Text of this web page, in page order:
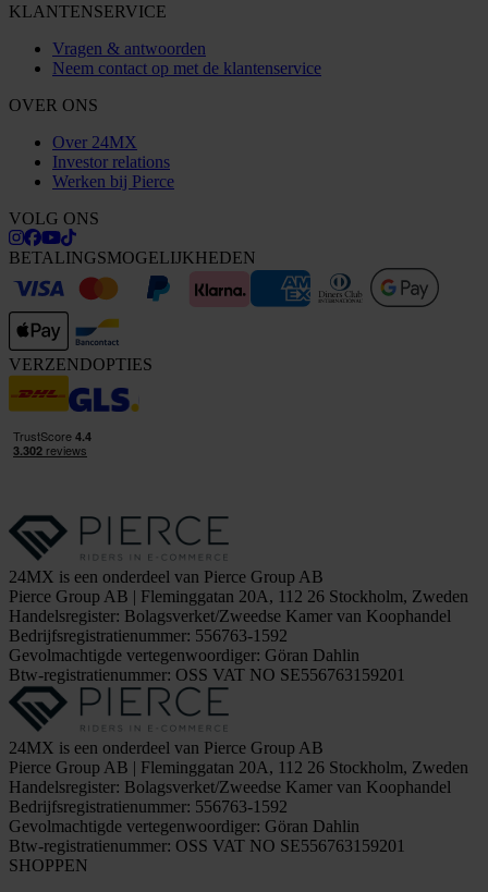
KLANTENSERVICE
Vragen & antwoorden
Neem contact op met de klantenservice
OVER ONS
Over 24MX
Investor relations
Werken bij Pierce
VOLG ONS
BETALINGSMOGELIJKHEDEN
VERZENDOPTIES
24MX is een onderdeel van Pierce Group AB
Pierce Group AB | Fleminggatan 20A, 112 26 Stockholm, Zweden
Handelsregister: Bolagsverket/Zweedse Kamer van Koophandel
Bedrijfsregistratienummer: 556763-1592
Gevolmachtigde vertegenwoordiger: Göran Dahlin
Btw-registratienummer: OSS VAT NO SE556763159201
24MX is een onderdeel van Pierce Group AB
Pierce Group AB | Fleminggatan 20A, 112 26 Stockholm, Zweden
Handelsregister: Bolagsverket/Zweedse Kamer van Koophandel
Bedrijfsregistratienummer: 556763-1592
Gevolmachtigde vertegenwoordiger: Göran Dahlin
Btw-registratienummer: OSS VAT NO SE556763159201
SHOPPEN